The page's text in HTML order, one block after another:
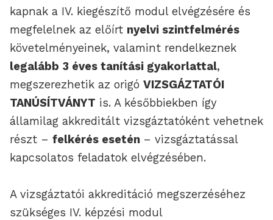
kapnak a IV. kiegészítő modul elvégzésére és
megfelelnek az előírt nyelvi szintfelmérés
követelményeinek, valamint rendelkeznek
legalább 3 éves tanítási gyakorlattal,
megszerezhetik az origó VIZSGÁZTATÓI
TANÚSÍTVÁNYT is. A későbbiekben így
államilag akkreditált vizsgáztatóként vehetnek
részt – felkérés esetén – vizsgáztatással
kapcsolatos feladatok elvégzésében.
A vizsgáztatói akkreditáció megszerzéséhez
szükséges IV. képzési modul